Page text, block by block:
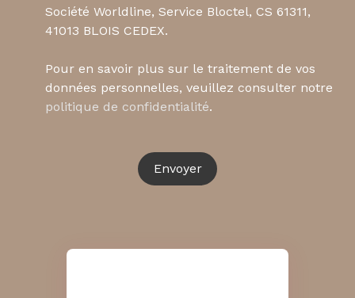
Société Worldline, Service Bloctel, CS 61311,
41013 BLOIS CEDEX.
Pour en savoir plus sur le traitement de vos
données personnelles, veuillez consulter notre
politique de confidentialité.
Envoyer